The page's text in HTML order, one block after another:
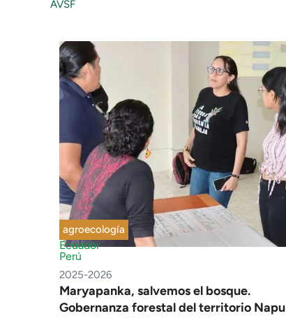
AVSF
agroecología
Ecuador
Perú
2025-2026
Maryapanka, salvemos el bosque.
Gobernanza forestal del territorio Napu